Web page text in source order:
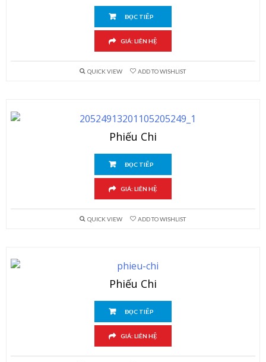
ĐỌC TIẾP
GIÁ: LIÊN HỆ
QUICK VIEW ADD TO WISHLIST
Phiếu Chi
ĐỌC TIẾP
GIÁ: LIÊN HỆ
QUICK VIEW ADD TO WISHLIST
Phiếu Chi
ĐỌC TIẾP
GIÁ: LIÊN HỆ